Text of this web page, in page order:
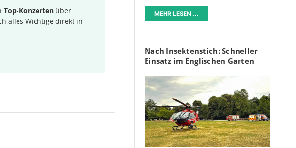
Top-Konzertenüber
alles Wichtige direkt in
MEHR LESEN ...
Nach Insektenstich: Schneller
Einsatz im Englischen Garten